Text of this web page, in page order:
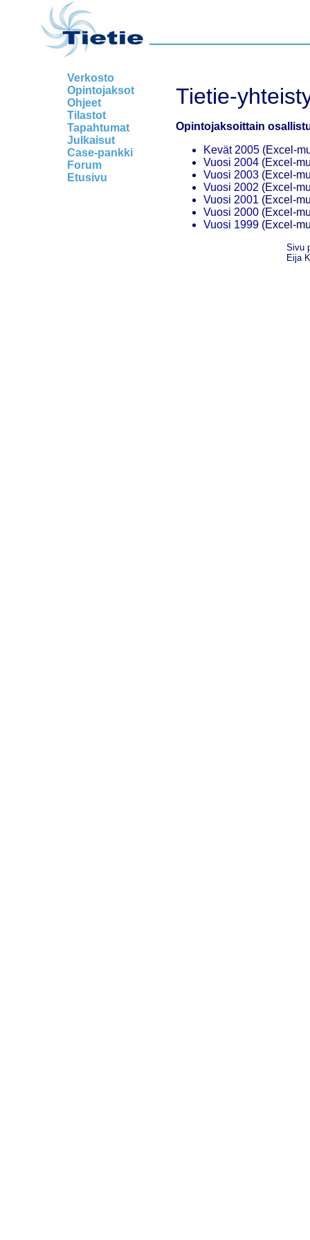
Verkosto
Opintojaksot
Ohjeet
Tilastot
Tapahtumat
Julkaisut
Case-pankki
Forum
Etusivu
Tietie-
Opintojaksoittain
Kevät 2005 (Excel-
Vuosi 2004 (Excel-
Vuosi 2003 (Excel-
Vuosi 2002 (Excel-
Vuosi 2001 (Excel-
Vuosi 2000 (Excel-
Vuosi 1999 (Excel-
Sivu
Eija